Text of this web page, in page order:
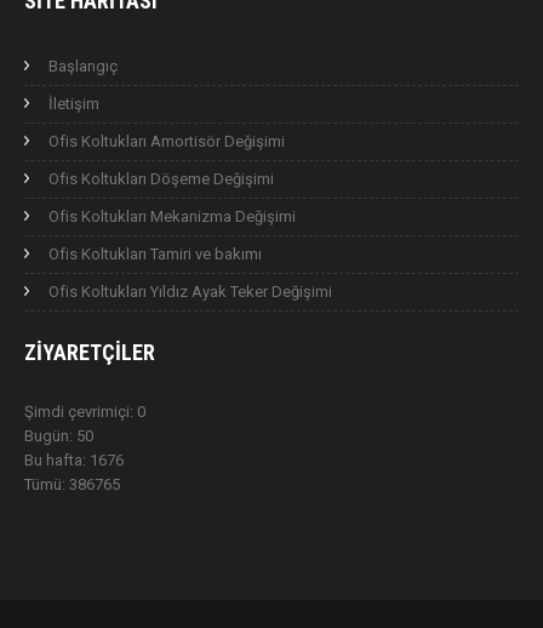
Başlangıç
İletişim
Ofis Koltukları Amortisör Değişimi
Ofis Koltukları Döşeme Değişimi
Ofis Koltukları Mekanizma Değişimi
Ofis Koltukları Tamiri ve bakımı
Ofis Koltukları Yıldız Ayak Teker Değişimi
ZIYARETÇILER
Şimdi çevrimiçi: 0
Bugün: 50
Bu hafta: 1676
Tümü: 386765